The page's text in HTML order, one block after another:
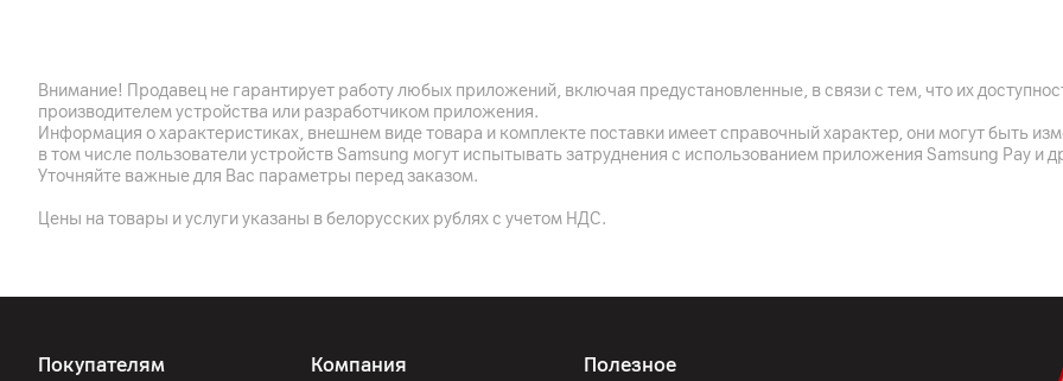
USB 3 x USB 2.0
Дополнительные разъемы
1 x CI-слот, 2 x антенный
тюнер: аналоговый ТВ-
Цвет Черный
Внимание! Продавец не гарантирует работу любых приложений, включая предустановленные, в связи с тем, что их
производителем устройства или разработчиком приложения.
Информация о характеристиках, внешнем виде товара и комплекте поставки имеет справочный характер, они могут быть
в том числе пользователи устройств Samsung могут испытывать затруднения с использованием приложения Samsung Pay и
Уточняйте важные для Вас параметры перед заказом.
Цены на товары и услуги указаны в белорусских рублях с учетом НДС.
Покупателям Компания Полезное